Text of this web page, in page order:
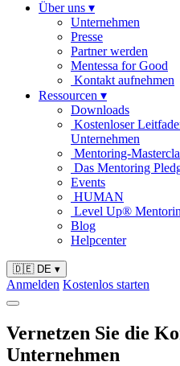
Über uns ▾
Unternehmen
Presse
Partner werden
Mentessa for Good
Kontakt aufnehmen
Ressourcen ▾
Downloads
Kostenloser
Unternehmen
Mentoring-
Das Mentoring
Events
HUMAN
Level Up®
Blog
Helpcenter
🇩🇪 DE ▾
Anmelden Kostenlos starten
Vernetzen Sie die
Unternehmen